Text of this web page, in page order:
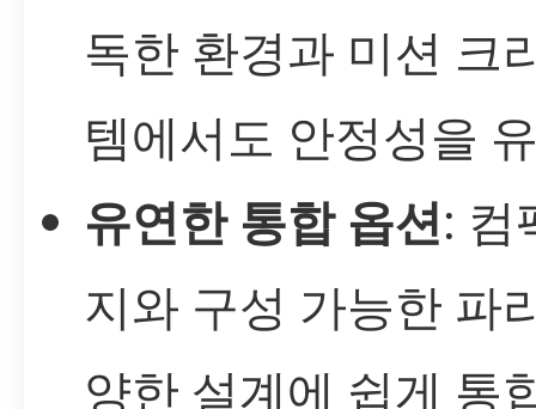
독한 환경과 미션 크
템에서도 안정성을
유연한 통합 옵션: 컴
지와 구성 가능한 파
양한 설계에 쉽게 통